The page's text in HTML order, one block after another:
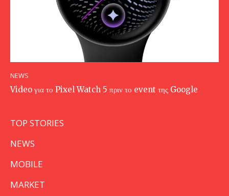
NEWS
Video για το Pixel Watch 5 πριν το event της Google
TOP STORIES
NEWS
MOBILE
MARKET